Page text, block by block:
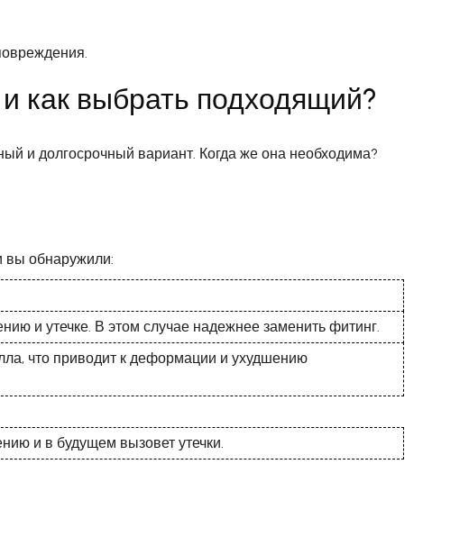
как выбрать подходящий?
и долгосрочный вариант. Когда же она необходима?
вы обнаружили:
и утечке. В этом случае надежнее заменить фитинг.
что приводит к деформации и ухудшению
и в будущем вызовет утечки.